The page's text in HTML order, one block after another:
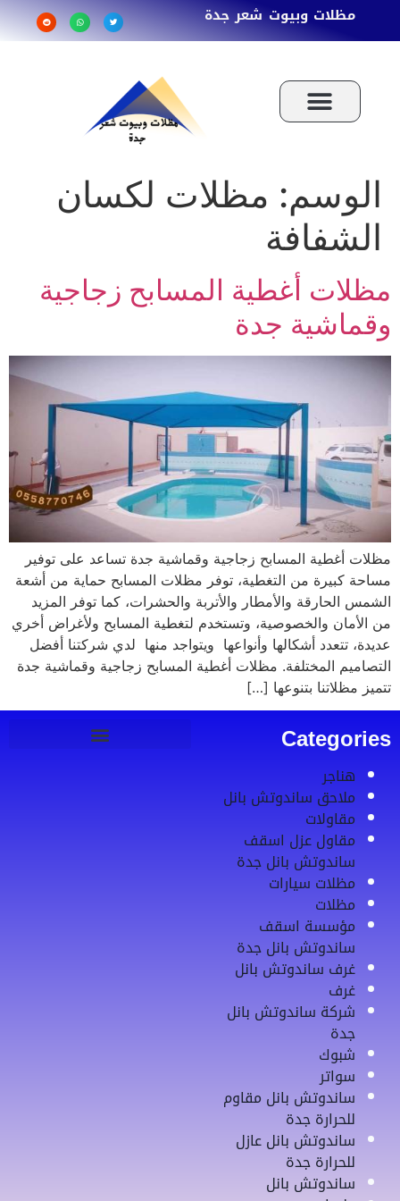
مظلات وبيوت شعر جدة
الوسم: مظلات لكسان
الشفافة
مظلات أغطية المسابح زجاجية
وقماشية جدة
مظلات أغطية المسابح زجاجية وقماشية جدة تساعد على توفير
مساحة كبيرة من التغطية، توفر مظلات المسابح حماية من أشعة
الشمس الحارقة والأمطار والأتربة والحشرات، كما توفر المزيد
من الأمان والخصوصية، وتستخدم لتغطية المسابح ولأغراض أخري
عديدة، تتعدد أشكالها وأنواعها ويتواجد منها لدي شركتنا أفضل
التصاميم المختلفة. مظلات أغطية المسابح زجاجية وقماشية جدة
تتميز مظلاتنا بتنوعها […]
Categories
هناجر
ملاحق ساندوتش بانل
مقاولات
مقاول عزل اسقف
ساندوتش بانل جدة
مظلات سيارات
مظلات
مؤسسة اسقف
ساندوتش بانل جدة
غرف ساندوتش بانل
غرف
شركة ساندوتش بانل
جدة
شبوك
سواتر
ساندوتش بانل مقاوم
للحرارة جدة
ساندوتش بانل عازل
للحرارة جدة
ساندوتش بانل